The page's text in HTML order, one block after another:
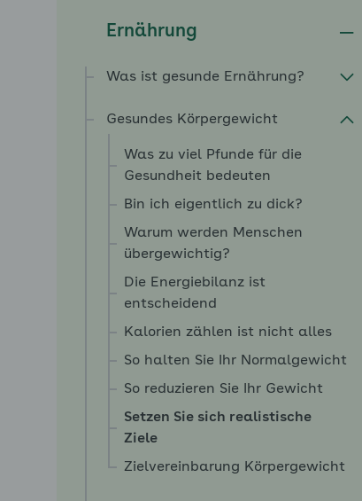
Ernährung
Was ist gesunde Ernährung?
Gesundes Körpergewicht
Was zu viel Pfunde für die
Gesundheit bedeuten
Bin ich eigentlich zu dick?
Warum werden Menschen
übergewichtig?
Die Energiebilanz ist
entscheidend
Kalorien zählen ist nicht alles
So halten Sie Ihr Normalgewicht
So reduzieren Sie Ihr Gewicht
Setzen Sie sich realistische
Ziele
Zielvereinbarung Körpergewicht